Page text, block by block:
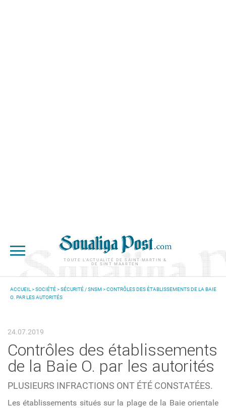
TOUTE L'ACTUALITÉ DE SAINT-MARTIN &
DE SINT MAARTEN
VOUS ÊTES ICI
ACCUEIL >SOCIÉTÉ>SÉCURITÉ / SNSM > CONTRÔLES DES ÉTABLISSEMENTS DE LA BAIE
O. PAR LES AUTORITÉS
24.07.2019
Contrôles des établissements
de la Baie O. par les autorités
PLUSIEURS INFRACTIONS ONT ÉTÉ CONSTATÉES.
Les établissements situés sur la plage de la Baie orientale